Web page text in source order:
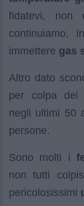
fidatevi, non
continuiamo,
immettere gas
Altro dato
per colpa dei
negli ultimi 50
persone.
Sono molti i
non tutti
pericolosissimi